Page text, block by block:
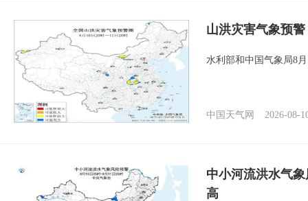
山洪灾害气象预
水利部和中国气象局8
中国天气网 2026-08-
中小河流洪水气
高